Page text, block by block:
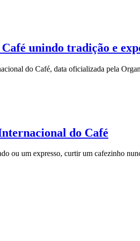
unindo tradição e
do Café, data oficializada pela
do Café
ou um expresso, curtir um cafezinho